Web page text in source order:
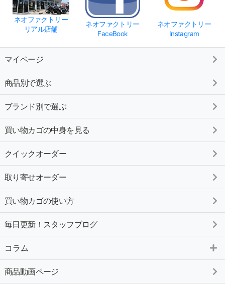
ネオファクトリー
リアル店舗
ネオファクトリー
FaceBook
ネオファクトリー
Instagram
マイページ
商品別で選ぶ
ブランド別で選ぶ
買い物カゴの中身を見る
クイックオーダー
取り寄せオーダー
買い物カゴの使い方
毎日更新！スタッフブログ
コラム
商品動画ページ